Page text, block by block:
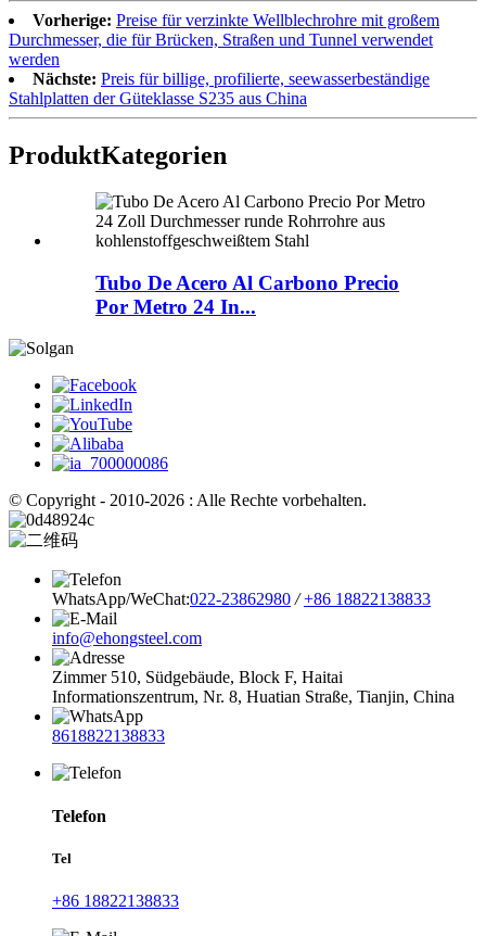
Vorherige: Preise für verzinkte Wellblechrohre mit großem
Durchmesser, die für Brücken, Straßen und Tunnel verwendet
werden
Nächste: Preis für billige, profilierte, seewasserbeständige
Stahlplatten der Güteklasse S235 aus China
ProduktKategorien
Tubo De Acero Al Carbono Precio
Por Metro 24 In...
© Copyright - 2010-2026 : Alle Rechte vorbehalten.
WhatsApp/WeChat:022-23862980 / +86 18822138833
info@ehongsteel.com
Zimmer 510, Südgebäude, Block F, Haitai
Informationszentrum, Nr. 8, Huatian Straße, Tianjin, China
8618822138833
Telefon
Tel
+86 18822138833